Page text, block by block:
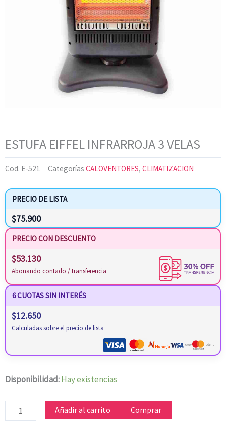
ESTUFA EIFFEL INFRARROJA 3 VELAS
Cod. E-521 Categorías CALOVENTORES, CLIMATIZACION
PRECIO DE LISTA
$75.900
PRECIO CON DESCUENTO
$53.130
Abonando contado / transferencia
6 CUOTAS SIN INTERÉS
$12.650
Calculadas sobre el precio de lista
Disponibilidad:Hay existencias
ESTUFA
INFRARROJA
3
Añadir al carrito Comprar